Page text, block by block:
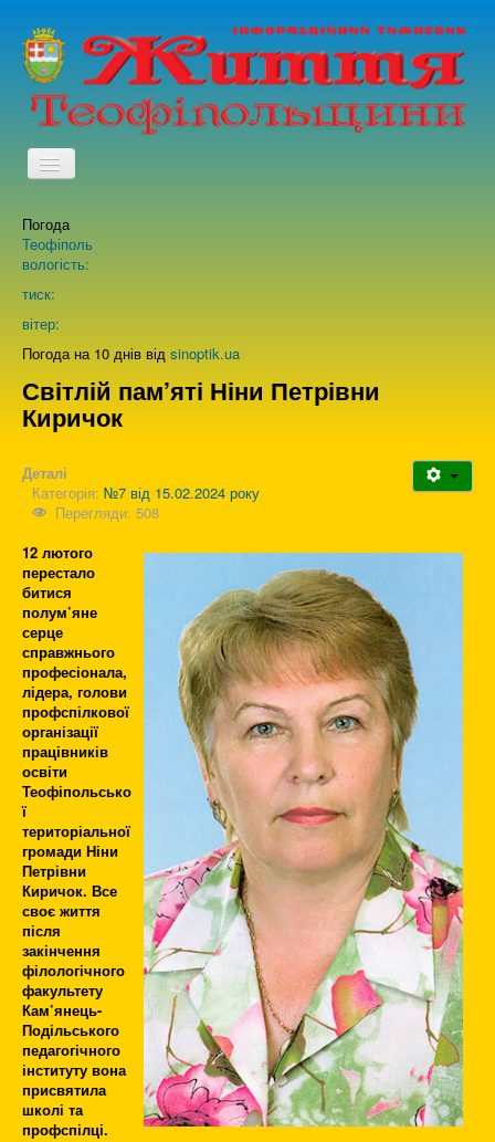
TPL_PROTOSTAR_TOGGLE_MENU
Про нас
Зворотній зв'язок
Погода
Теофіполь
вологість:
тиск:
вітер:
Погода на 10 днів від sinoptik.ua
Світлій пам’яті Ніни Петрівни
Киричок
Деталі
Категорія: №7 від 15.02.2024 року
Перегляди: 508
12 лютого
перестало
битися
полум’яне
серце
справжнього
професіонала,
лідера, голови
профспілкової
організації
працівників
освіти
Теофіпольсько
ї
територіальної
громади Ніни
Петрівни
Киричок. Все
своє життя
після
закінчення
філологічного
факультету
Кам’янець-
Подільського
педагогічного
інституту вона
присвятила
школі та
профспілці.